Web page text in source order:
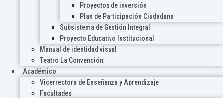
Proyectos de inversión
Plan de Participación Ciudadana
Subsistema de Gestión Integral
Proyecto Educativo Institucional
Manual de identidad visual
Teatro La Convención
Académico
Vicerrectora de Enseñanza y Aprendizaje
Facultades